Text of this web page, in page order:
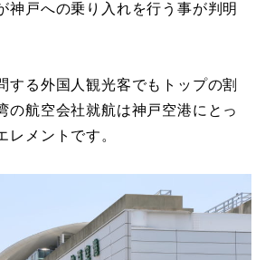
神戸への乗り入れを行う事が判明
する外国人観光客でもトップの割
の航空会社就航は神戸空港にとっ
レメントです。